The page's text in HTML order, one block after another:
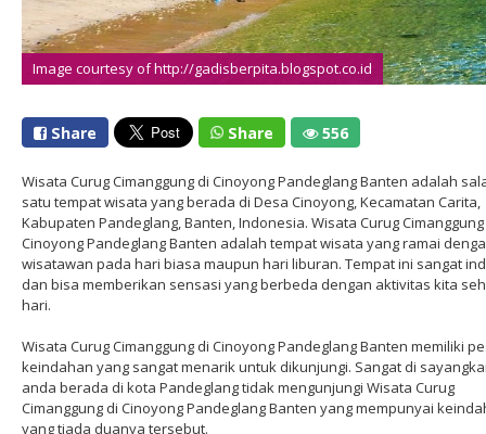
Image courtesy of http://gadisberpita.blogspot.co.id
Share Share 556
Wisata Curug Cimanggung di Cinoyong Pandeglang Banten adalah
satu tempat wisata yang berada di Desa Cinoyong, Kecamatan Carita,
Kabupaten Pandeglang, Banten, Indonesia. Wisata Curug
Cinoyong Pandeglang Banten adalah tempat wisata yang ramai
wisatawan pada hari biasa maupun hari liburan. Tempat ini sangat
dan bisa memberikan sensasi yang berbeda dengan aktivitas kita
hari.
Wisata Curug Cimanggung di Cinoyong Pandeglang Banten memiliki
keindahan yang sangat menarik untuk dikunjungi. Sangat di
anda berada di kota Pandeglang tidak mengunjungi Wisata Curug
Cimanggung di Cinoyong Pandeglang Banten yang mempunyai
yang tiada duanya tersebut.